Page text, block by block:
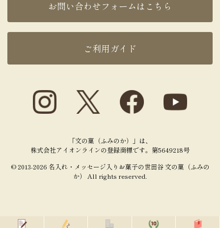
お問い合わせフォームはこちら
ご利用ガイド
「文の菓（ふみのか）」は、
株式会社アイオンラインの登録商標です。第5649218号
© 2013-2026 名入れ・メッセージ入りお菓子の世田谷 文の菓（ふみの
か） All rights reserved.